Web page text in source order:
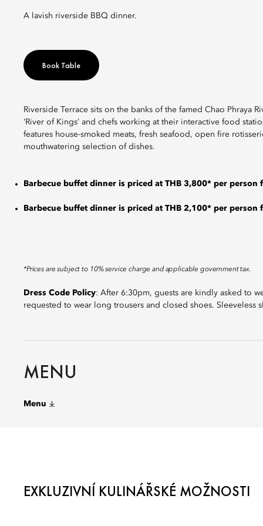
A lavish riverside BBQ dinner.
Book Table
Riverside Terrace sits on the banks of the famed Chao
‘River of Kings’ and chefs working at their interactive food
features house-smoked meats, fresh seafood, open fire
mouthwatering selection of dishes.
Barbecue buffet dinner is priced at THB 3,800* per person
Barbecue buffet dinner is priced at THB 2,100* per person
*Prices are subject to 10% service charge and applicable government tax.
Dress Code Policy: After 6:30pm, guests are kindly asked to
requested to wear long trousers and closed shoes.
MENU
Menu
EXKLUZIVNÍ KULINÁŘSKÉ MOŽNOSTI